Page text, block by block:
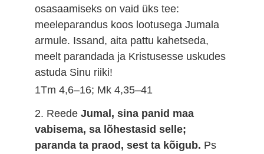
osasaamiseks on vaid üks tee:
meeleparandus koos lootusega Jumala
armule. Issand, aita pattu kahetseda,
meelt parandada ja Kristusesse uskudes
astuda Sinu riiki!
1Tm 4,6–16; Mk 4,35–41
2. ReedeJumal, sina panid maa
vabisema, sa lõhestasid selle;
paranda ta praod, sest ta kõigub. Ps